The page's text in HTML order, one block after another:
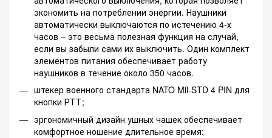
экономить на потреблении энергии. Наушники
автоматически выключаются по истечению 4-х
часов – это весьма полезная функция на случай,
если вы забыли сами их выключить. Один комплект
элементов питания обеспечивает работу
наушников в течение около 350 часов.
штекер военного стандарта NATO Mil-STD 4 PIN для
кнопки РТТ;
эргономичный дизайн ушных чашек обеспечивает
комфортное ношение длительное время;